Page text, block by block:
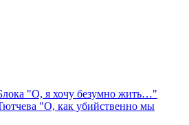
"О, я хочу безумно жить…"
"О, как убийственно мы